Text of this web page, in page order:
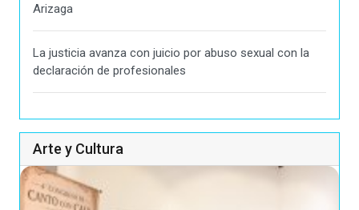
Arizaga
La justicia avanza con juicio por abuso sexual con la
declaración de profesionales
Arte y Cultura